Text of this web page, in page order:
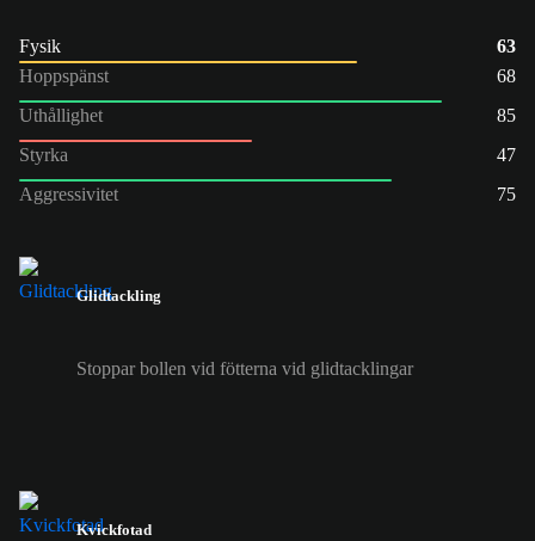
Fysik
63
Hoppspänst
68
Uthållighet
85
Styrka
47
Aggressivitet
75
Glidtackling
Stoppar bollen vid fötterna vid glidtacklingar
Kvickfotad